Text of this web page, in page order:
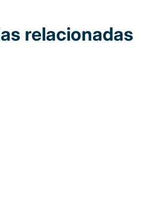
relacionadas